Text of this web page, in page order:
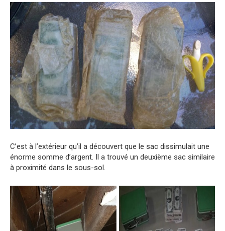
C’est à l’extérieur qu’il a découvert que le sac dissimulait une
énorme somme d’argent. Il a trouvé un deuxième sac similaire
à proximité dans le sous-sol.